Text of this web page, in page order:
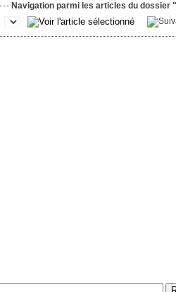
Navigation parmi les articles du dossier